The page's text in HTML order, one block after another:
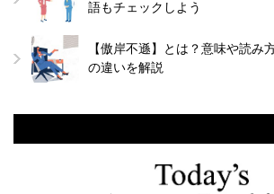
語もチェックしよう
【傲岸不遜】とは？意味や読み
の違いを解説